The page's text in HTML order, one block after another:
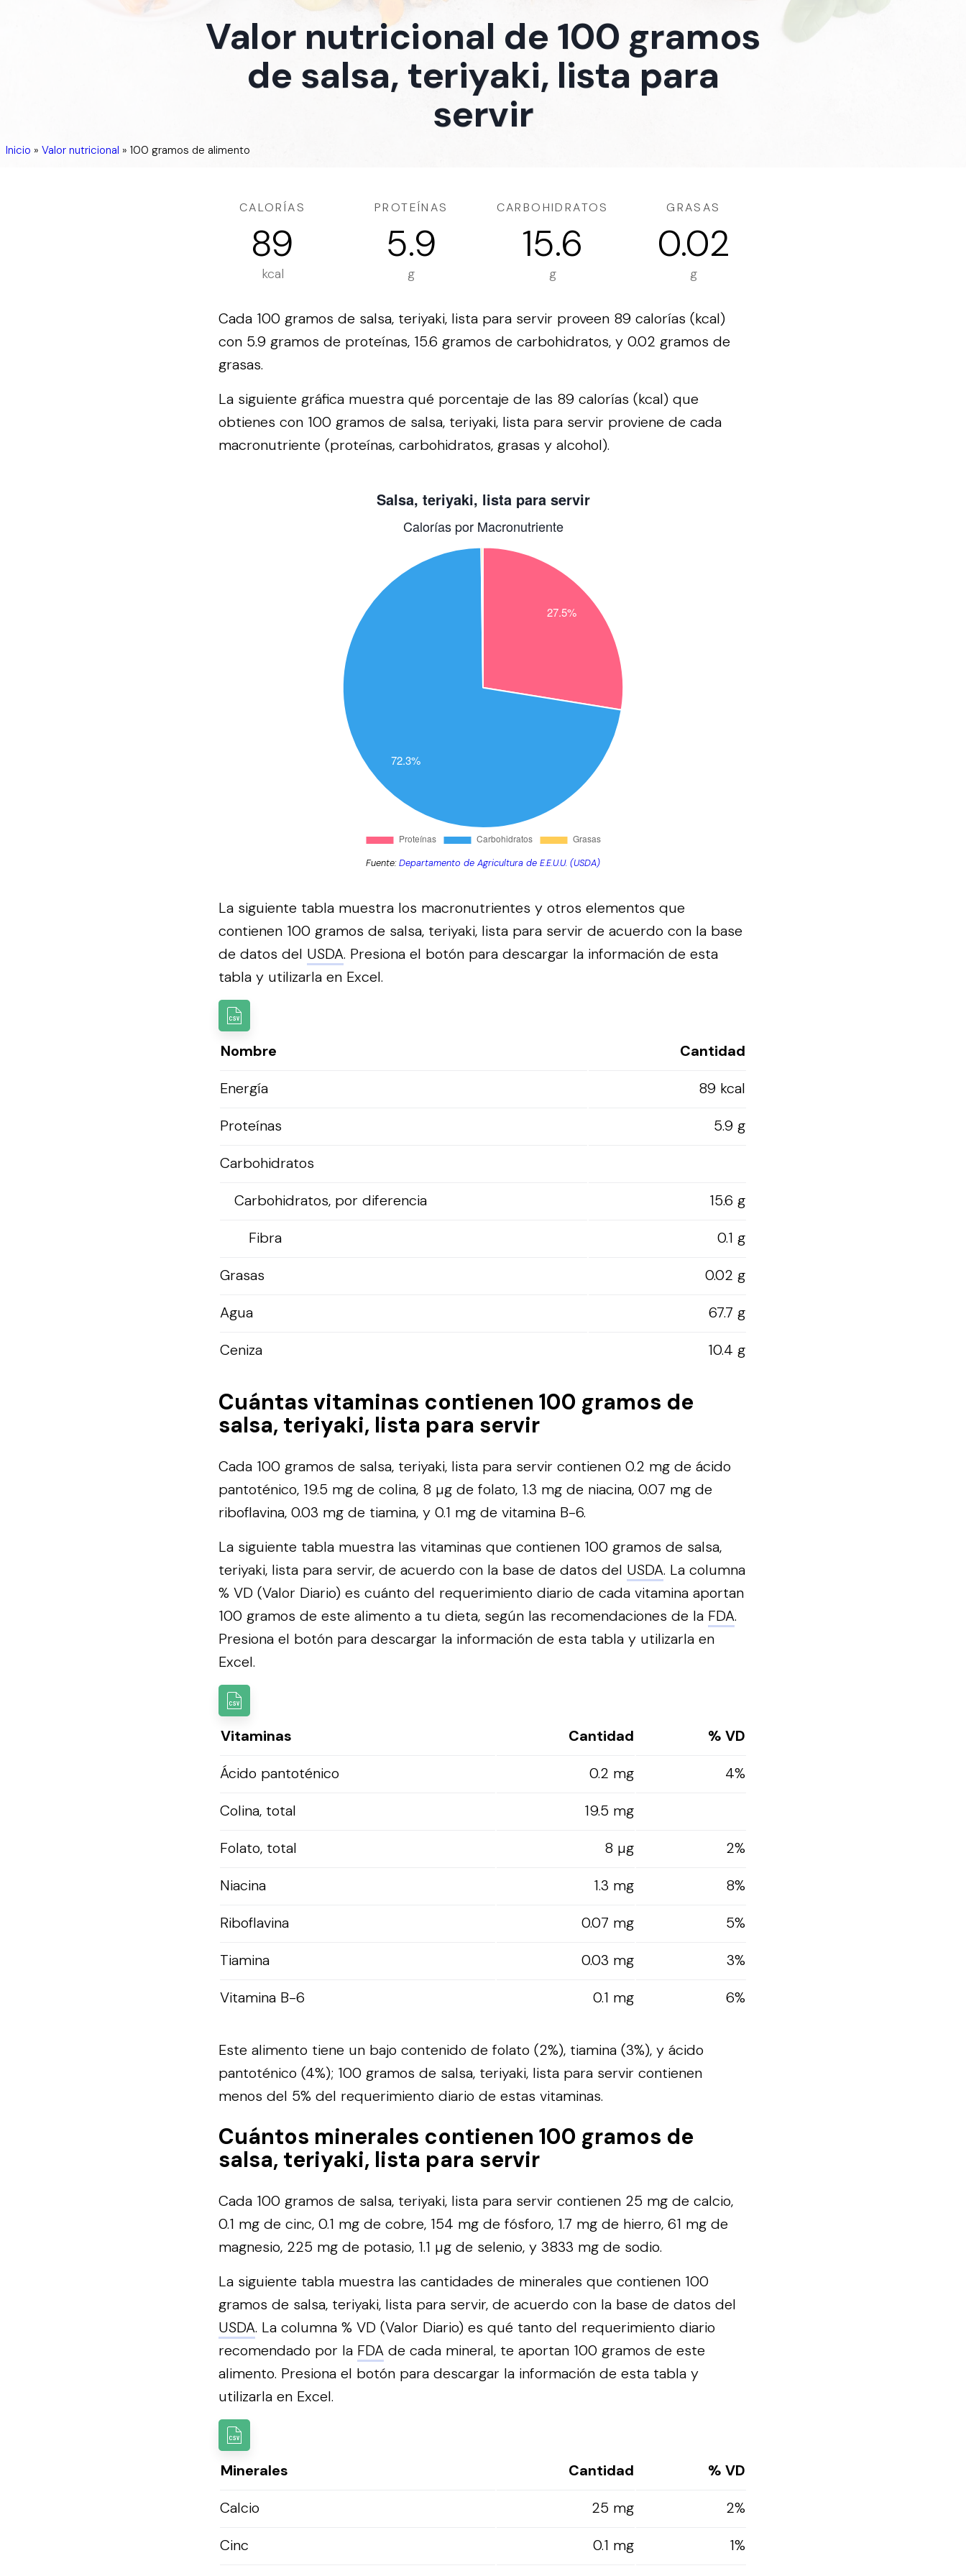
Valor nutricional de 100 gramos
de salsa, teriyaki, lista para
servir
Inicio » Valor nutricional » 100 gramos de alimento
CALORÍAS
89
kcal
PROTEÍNAS
5.9
g
CARBOHIDRATOS
15.6
g
GRASAS
0.02
g
Cada 100 gramos de salsa, teriyaki, lista para servir proveen 89 calorías (kcal)
con 5.9 gramos de proteínas, 15.6 gramos de carbohidratos, y 0.02 gramos de
grasas.
La siguiente gráfica muestra qué porcentaje de las 89 calorías (kcal) que
obtienes con 100 gramos de salsa, teriyaki, lista para servir proviene de cada
macronutriente (proteínas, carbohidratos, grasas y alcohol).
Fuente:Departamento de Agricultura de E.E.U.U. (USDA)
La siguiente tabla muestra los macronutrientes y otros elementos que
contienen 100 gramos de salsa, teriyaki, lista para servir de acuerdo con la base
de datos del USDA. Presiona el botón para descargar la información de esta
tabla y utilizarla en Excel.
Nombre
Cantidad
Energía
89 kcal
Proteínas
5.9 g
Carbohidratos
Carbohidratos, por diferencia
15.6 g
Fibra
0.1 g
Grasas
0.02 g
Agua
67.7 g
Ceniza
10.4 g
Cuántas vitaminas contienen 100 gramos de
salsa, teriyaki, lista para servir
Cada 100 gramos de salsa, teriyaki, lista para servir contienen 0.2 mg de ácido
pantoténico, 19.5 mg de colina, 8 µg de folato, 1.3 mg de niacina, 0.07 mg de
riboflavina, 0.03 mg de tiamina, y 0.1 mg de vitamina B-6.
La siguiente tabla muestra las vitaminas que contienen 100 gramos de salsa,
teriyaki, lista para servir, de acuerdo con la base de datos del USDA. La columna
% VD (Valor Diario) es cuánto del requerimiento diario de cada vitamina aportan
100 gramos de este alimento a tu dieta, según las recomendaciones de la FDA.
Presiona el botón para descargar la información de esta tabla y utilizarla en
Excel.
Vitaminas Cantidad
% VD
Ácido pantoténico
0.2 mg
4%
Colina, total
19.5 mg
Folato, total
8 µg
2%
Niacina
1.3 mg
8%
Riboflavina
0.07 mg
5%
Tiamina
0.03 mg
3%
Vitamina B-6
0.1 mg 6%
Este alimento tiene un bajo contenido de folato (2%), tiamina (3%), y ácido
pantoténico (4%); 100 gramos de salsa, teriyaki, lista para servir contienen
menos del 5% del requerimiento diario de estas vitaminas.
Cuántos minerales contienen 100 gramos de
salsa, teriyaki, lista para servir
Cada 100 gramos de salsa, teriyaki, lista para servir contienen 25 mg de calcio,
0.1 mg de cinc, 0.1 mg de cobre, 154 mg de fósforo, 1.7 mg de hierro, 61 mg de
magnesio, 225 mg de potasio, 1.1 µg de selenio, y 3833 mg de sodio.
La siguiente tabla muestra las cantidades de minerales que contienen 100
gramos de salsa, teriyaki, lista para servir, de acuerdo con la base de datos del
USDA. La columna % VD (Valor Diario) es qué tanto del requerimiento diario
recomendado por la FDA de cada mineral, te aportan 100 gramos de este
alimento. Presiona el botón para descargar la información de esta tabla y
utilizarla en Excel.
Minerales Cantidad
% VD
Calcio
25 mg
2%
Cinc
0.1 mg
1%